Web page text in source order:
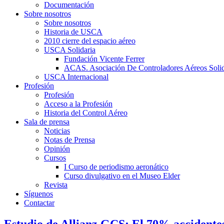
Documentación
Sobre nosotros
Sobre nosotros
Historia de USCA
2010 cierre del espacio aéreo
USCA Solidaria
Fundación Vicente Ferrer
ACAS. Asociación De Controladores Aéreos
USCA Internacional
Profesión
Profesión
Acceso a la Profesión
Historia del Control Aéreo
Sala de prensa
Noticias
Notas de Prensa
Opinión
Cursos
I Curso de periodismo aeronático
Curso divulgativo en el Museo Elder
Revista
Síguenos
Contactar